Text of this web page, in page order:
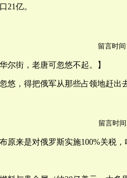
21亿。
留言时间
尔街，老唐可忽悠不起。】
悠，得把俄军从那些占领地赶出
留言时间
原来是对俄罗斯实施100%关税